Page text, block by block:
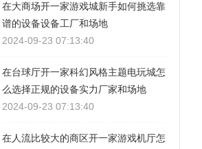
在大商场开一家游戏城新手如何挑选靠
谱的设备设备工厂和场地
2024-09-23 07:13:40
在台球厅开一家科幻风格主题电玩城怎
么选择正规的设备实力厂家和场地
2024-09-23 07:13:40
在人流比较大的商区开一家游戏机厅怎